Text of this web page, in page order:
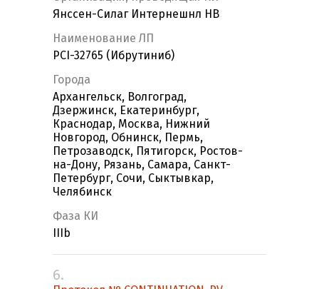
Янссен-Силаг Интернешнл НВ
Наименование ЛП
PCI-32765 (Ибрутиниб)
Города
Архангельск, Волгоград,
Дзержинск, Екатеринбург,
Краснодар, Москва, Нижний
Новгород, Обнинск, Пермь,
Петрозаводск, Пятигорск, Ростов-
на-Дону, Рязань, Самара, Санкт-
Петербург, Сочи, Сыктывкар,
Челябинск
Фаза КИ
IIIb
6.